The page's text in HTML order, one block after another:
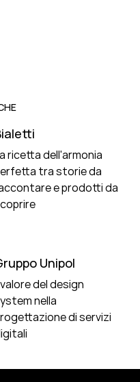
ricetta dell'armonia
tra storie da
e prodotti da
Unipol
del design
nella
di servizi